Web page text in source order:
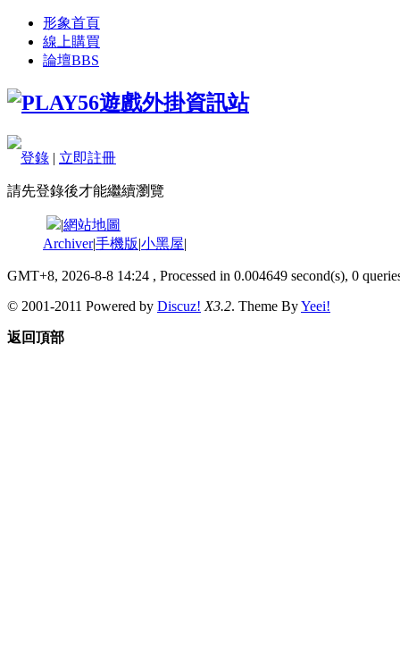
形象首頁
線上購買
論壇BBS
登錄 | 立即註冊
請先登錄後才能繼續瀏覽
|網站地圖
Archiver|手機版|小黑屋|
GMT+8, 2026-8-8 14:24 , Processed in 0.004649 second(s), 0
© 2001-2011 Powered by Discuz! X3.2. Theme ByYeei!
返回頂部